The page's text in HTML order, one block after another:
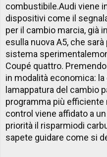
combustibile.Audi viene
dispositivi come il
per il cambio marcia, già
esulla nuova A5, che
sistema
Coupé quattro.
in modalità economica:
lamappatura del cambio
programma più
control viene affidato a
priorità il risparmiodi
sapete guidare come si